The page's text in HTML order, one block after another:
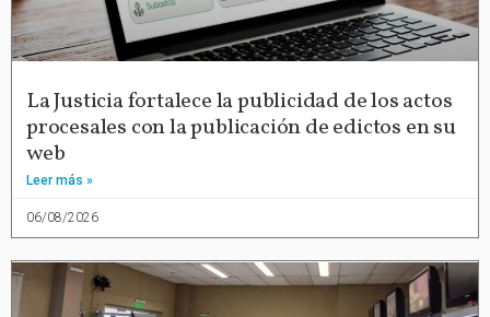
La Justicia fortalece la publicidad de los actos
procesales con la publicación de edictos en su
web
Leer más »
06/08/2026